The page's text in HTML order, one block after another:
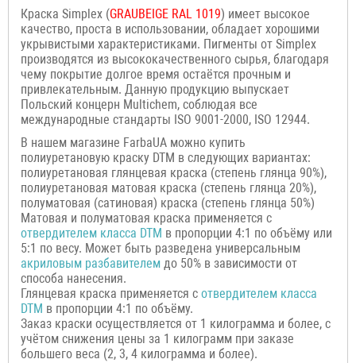
Краска Simplex (GRAUBEIGE RAL 1019) имеет высокое
качество, проста в использовании, обладает хорошими
укрывистыми характеристиками. Пигменты от Simplex
производятся из высококачественного сырья, благодаря
чему покрытие долгое время остаётся прочным и
привлекательным. Данную продукцию выпускает
Польский концерн Multichem, соблюдая все
международные стандарты ISO 9001-2000, ISO 12944.
В нашем магазине FarbaUA можно купить
полиуретановую краску DTM в следующих вариантах:
полиуретановая глянцевая краска (степень глянца 90%),
полиуретановая матовая краска (степень глянца 20%),
полуматовая (сатиновая) краска (степень глянца 50%)
Матовая и полуматовая краска применяется с
отвердителем класса DTM в пропорции 4:1 по объёму или
5:1 по весу. Может быть разведена универсальным
акриловым разбавителем до 50% в зависимости от
способа нанесения.
Глянцевая краска применяется с отвердителем класса
DTM в пропорции 4:1 по объёму.
Заказ краски осуществляется от 1 килограмма и более, с
учётом снижения цены за 1 килограмм при заказе
большего веса (2, 3, 4 килограмма и более).